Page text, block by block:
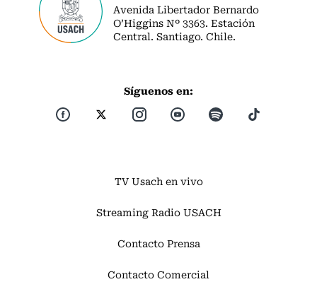
Avenida Libertador Bernardo
O’Higgins Nº 3363. Estación
Central. Santiago. Chile.
Síguenos en:
TV Usach en vivo
Streaming Radio USACH
Contacto Prensa
Contacto Comercial